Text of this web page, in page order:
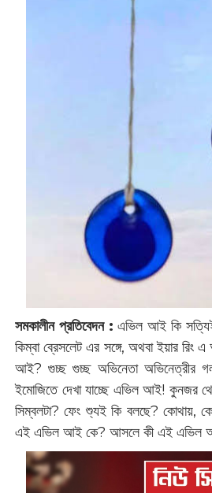
সমকালীন প্রতিবেদন : এভিল আই কি
কিম্বা ব্রেসলেট এর সঙ্গে, অথবা ইয়ার রিং
আই? গুচ্ছ গুচ্ছ অভিনেতা অভিনেত্রীর
ইমোজিতে দেখা যাচ্ছে এভিল আই! কুনজর
সিম্বলটা? ফেং শ্যুই কি বলছে? কোথায়,
এই এভিল আই কে? আসলে কী এই এভিল